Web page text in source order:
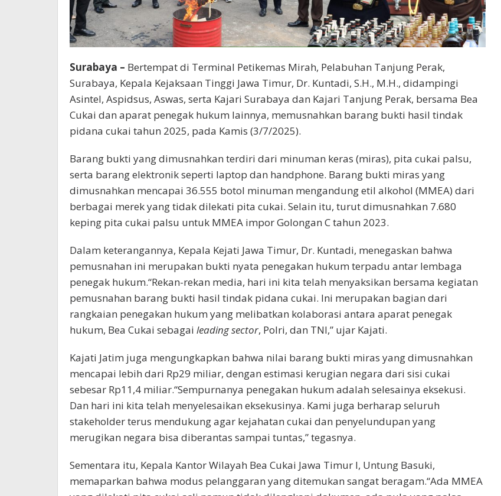
Surabaya – Bertempat di Terminal Petikemas Mirah, Pelabuhan Tanjung Perak,
Surabaya, Kepala Kejaksaan Tinggi Jawa Timur, Dr. Kuntadi, S.H., M.H., didampingi
Asintel, Aspidsus, Aswas, serta Kajari Surabaya dan Kajari Tanjung Perak, bersama Bea
Cukai dan aparat penegak hukum lainnya, memusnahkan barang bukti hasil tindak
pidana cukai tahun 2025, pada Kamis (3/7/2025).
Barang bukti yang dimusnahkan terdiri dari minuman keras (miras), pita cukai palsu,
serta barang elektronik seperti laptop dan handphone. Barang bukti miras yang
dimusnahkan mencapai 36.555 botol minuman mengandung etil alkohol (MMEA) dari
berbagai merek yang tidak dilekati pita cukai. Selain itu, turut dimusnahkan 7.680
keping pita cukai palsu untuk MMEA impor Golongan C tahun 2023.
Dalam keterangannya, Kepala Kejati Jawa Timur, Dr. Kuntadi, menegaskan bahwa
pemusnahan ini merupakan bukti nyata penegakan hukum terpadu antar lembaga
penegak hukum.“Rekan-rekan media, hari ini kita telah menyaksikan bersama kegiatan
pemusnahan barang bukti hasil tindak pidana cukai. Ini merupakan bagian dari
rangkaian penegakan hukum yang melibatkan kolaborasi antara aparat penegak
hukum, Bea Cukai sebagai leading sector, Polri, dan TNI,” ujar Kajati.
Kajati Jatim juga mengungkapkan bahwa nilai barang bukti miras yang dimusnahkan
mencapai lebih dari Rp29 miliar, dengan estimasi kerugian negara dari sisi cukai
sebesar Rp11,4 miliar.“Sempurnanya penegakan hukum adalah selesainya eksekusi.
Dan hari ini kita telah menyelesaikan eksekusinya. Kami juga berharap seluruh
stakeholder terus mendukung agar kejahatan cukai dan penyelundupan yang
merugikan negara bisa diberantas sampai tuntas,” tegasnya.
Sementara itu, Kepala Kantor Wilayah Bea Cukai Jawa Timur I, Untung Basuki,
memaparkan bahwa modus pelanggaran yang ditemukan sangat beragam.“Ada MMEA